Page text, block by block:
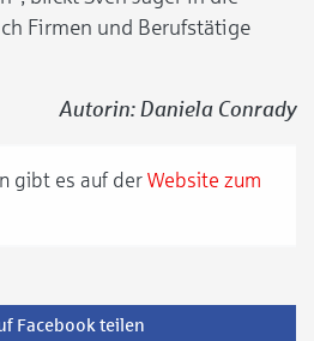
Firmen und Berufstätige
Autorin: Daniela Conrady
gibt es auf der Website zum
Facebook teilen